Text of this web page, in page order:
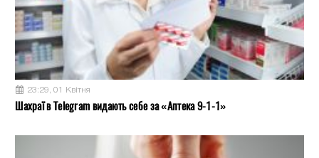
23:29, 01 Квітня
Шахраї в Telegram видають себе за «Аптека 9-1-1»